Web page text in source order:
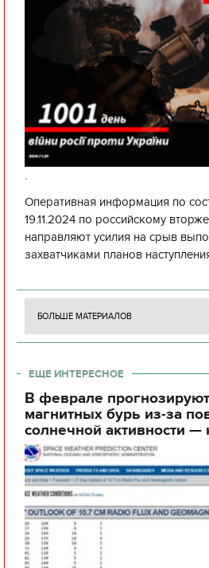
.
Оперативная информация по
19.11.2024 по российскому
направляют усилия на срыв
захватчиками планов
боевых ст
БОЛЬШЕ МАТЕРИАЛОВ
ЕЩЕ ИНТЕРЕСНОЕ
В феврале
магнитных бурь из-за
солнечной активности —